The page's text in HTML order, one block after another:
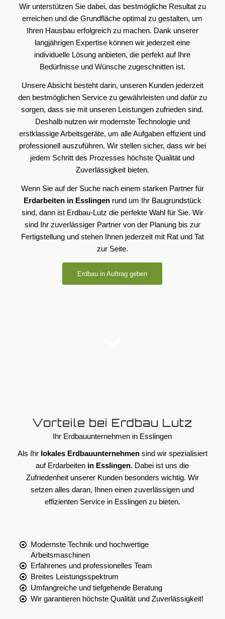
Wir unterstützen Sie dabei, das bestmögliche Resultat zu
erreichen und die Grundfläche optimal zu gestalten, um
Ihren Hausbau erfolgreich zu machen. Dank unserer
langjährigen Expertise können wir jederzeit eine
individuelle Lösung anbieten, die perfekt auf Ihre
Bedürfnisse und Wünsche zugeschnitten ist.
Unsere Absicht besteht darin, unseren Kunden jederzeit
den bestmöglichen Service zu gewährleisten und dafür zu
sorgen, dass sie mit unseren Leistungen zufrieden sind.
Deshalb nutzen wir modernste Technologie und
erstklassige Arbeitsgeräte, um alle Aufgaben effizient und
professionell auszuführen. Wir stellen sicher, dass wir bei
jedem Schritt des Prozesses höchste Qualität und
Zuverlässigkeit bieten.
Wenn Sie auf der Suche nach einem starken Partner für
Erdarbeiten in Esslingen rund um Ihr Baugrundstück
sind, dann ist Erdbau-Lutz die perfekte Wahl für Sie. Wir
sind Ihr zuverlässiger Partner von der Planung bis zur
Fertigstellung und stehen Ihnen jederzeit mit Rat und Tat
zur Seite.
Erdbau in Auftrag geben
Vorteile bei Erdbau Lutz
Ihr Erdbauunternehmen in Esslingen
Als Ihr lokales Erdbauunternehmensind wir spezialisiert
auf Erdarbeiten in Esslingen. Dabei ist uns die
Zufriedenheit unserer Kunden besonders wichtig. Wir
setzen alles daran, Ihnen einen zuverlässigen und
effizienten Service in Esslingen zu bieten.
Modernste Technik und hochwertige
Arbeitsmaschinen
Erfahrenes und professionelles Team
Breites Leistungsspektrum
Umfangreiche und tiefgehende Beratung
Wir garantieren höchste Qualität und Zuverlässigkeit!